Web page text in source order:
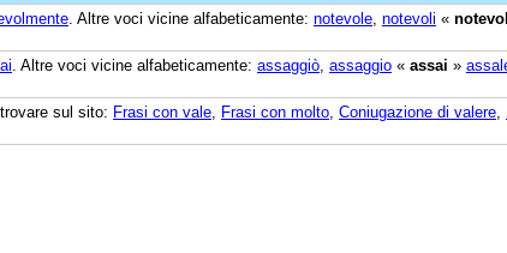
. Altre voci vicine alfabeticamente: notevole notevoli «
. Altre voci vicine alfabeticamente: assaggiò assaggio « assai »
sul sito: Frasi con vale Frasi con molto Coniugazione di valere